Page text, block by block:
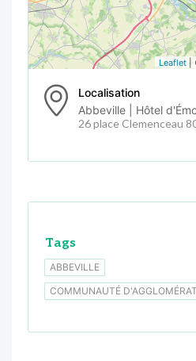
Leaflet |
Localisation
Abbeville | Hôtel
26 place Clemenceau
Tags
ABBEVILLE
COMMUNAUTÉ